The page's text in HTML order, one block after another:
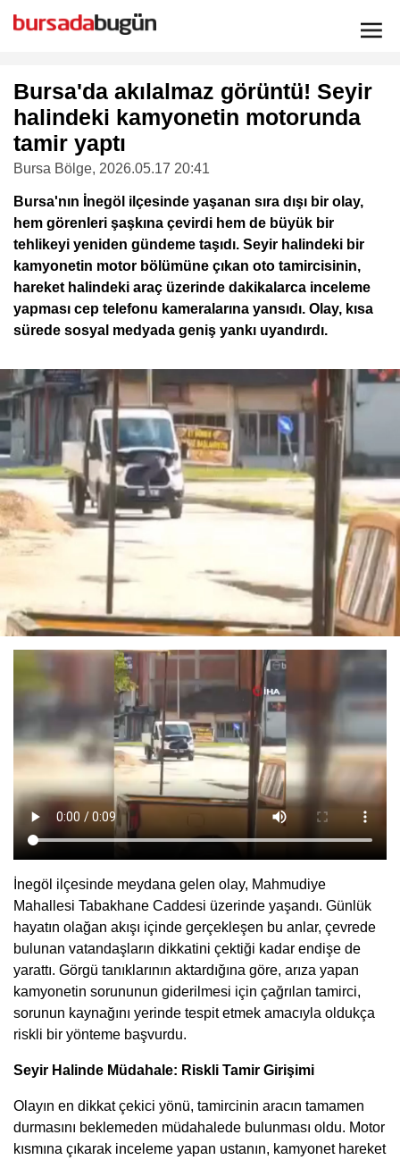
Bursa'da akılalmaz görüntü! Seyir
halindeki kamyonetin motorunda
tamir yaptı
Bursa Bölge, 2026.05.17 20:41
Bursa'nın İnegöl ilçesinde yaşanan sıra dışı bir olay,
hem görenleri şaşkına çevirdi hem de büyük bir
tehlikeyi yeniden gündeme taşıdı. Seyir halindeki bir
kamyonetin motor bölümüne çıkan oto tamircisinin,
hareket halindeki araç üzerinde dakikalarca inceleme
yapması cep telefonu kameralarına yansıdı. Olay, kısa
sürede sosyal medyada geniş yankı uyandırdı.
İnegöl ilçesinde meydana gelen olay, Mahmudiye
Mahallesi Tabakhane Caddesi üzerinde yaşandı. Günlük
hayatın olağan akışı içinde gerçekleşen bu anlar, çevrede
bulunan vatandaşların dikkatini çektiği kadar endişe de
yarattı. Görgü tanıklarının aktardığına göre, arıza yapan
kamyonetin sorununun giderilmesi için çağrılan tamirci,
sorunun kaynağını yerinde tespit etmek amacıyla oldukça
riskli bir yönteme başvurdu.
Seyir Halinde Müdahale: Riskli Tamir Girişimi
Olayın en dikkat çekici yönü, tamircinin aracın tamamen
durmasını beklemeden müdahalede bulunması oldu. Motor
kısmına çıkarak inceleme yapan ustanın, kamyonet hareket